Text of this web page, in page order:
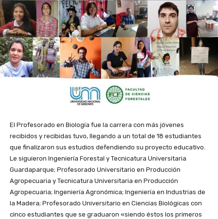
El Profesorado en Biología fue la carrera con más jóvenes
recibidos y recibidas tuvo, llegando a un total de 18 estudiantes
que finalizaron sus estudios defendiendo su proyecto educativo.
Le siguieron Ingeniería Forestal y Tecnicatura Universitaria
Guardaparque; Profesorado Universitario en Producción
Agropecuaria y Tecnicatura Universitaria en Producción
Agropecuaria; Ingeniería Agronómica; Ingeniería en Industrias de
la Madera; Profesorado Universitario en Ciencias Biológicas con
cinco estudiantes que se graduaron «siendo éstos los primeros